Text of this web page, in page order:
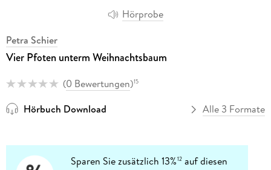
Hörprobe
Petra Schier
Vier Pfoten unterm Weihnachtsbaum
(0 Bewertungen)15
Hörbuch Download Alle 3 Formate
Sparen Sie zusätzlich 13%12 auf diesen